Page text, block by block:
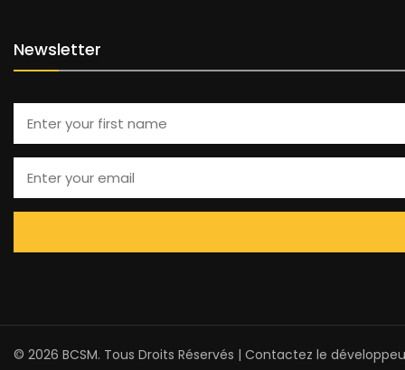
Newsletter
© 2026 BCSM. Tous Droits Réservés | Contactez le